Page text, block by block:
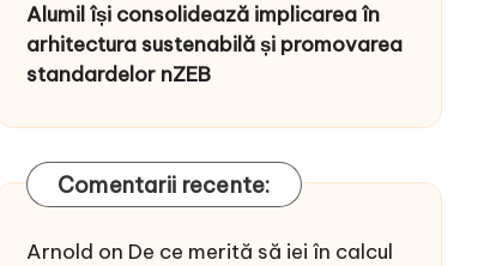
Alumil își consolidează implicarea în
arhitectura sustenabilă și promovarea
standardelor nZEB
Comentarii recente:
Arnold on De ce merită să iei în calcul